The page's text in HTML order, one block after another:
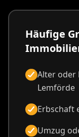
Häufige
Alter oder
Lemförde
Erbschaft
Umzug